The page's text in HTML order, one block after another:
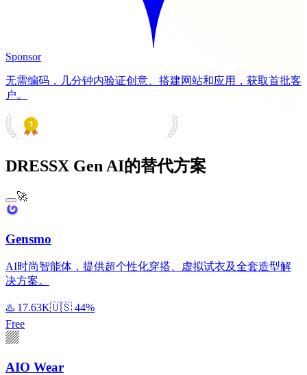
Sponsor
无需编码，几分钟内验证创意、搭建网站和应用，获取首批客
户。
DRESSX Gen AI的替代方案
🚀
Gensmo
AI时尚智能体，提供超个性化穿搭、虚拟试衣及全套造型解
决方案。
♨️ 17.63K🇺🇸 44%
Free
AIO Wear